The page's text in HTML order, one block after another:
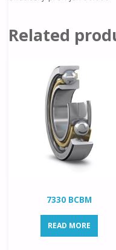
Related
7330 BCBM
READ MORE